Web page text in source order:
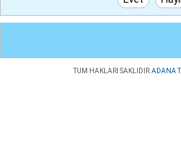
TUM HAKLARI SAKLIDIR. ADANA